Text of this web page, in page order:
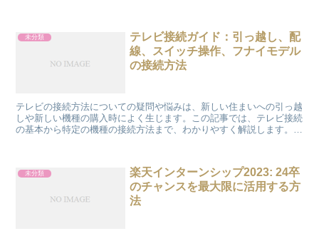
未分類
テレビ接続ガイド：引っ越し、配
線、スイッチ操作、フナイモデル
の接続方法
テレビの接続方法についての疑問や悩みは、新しい住まいへの引っ越
しや新しい機種の購入時によく生じます。この記事では、テレビ接続
の基本から特定の機種の接続方法まで、わかりやすく解説します。さ
未分類
楽天インターンシップ2023: 24卒
のチャンスを最大限に活用する方
法